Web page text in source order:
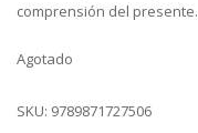
comprensión del presente.
Agotado
SKU: 9789871727506